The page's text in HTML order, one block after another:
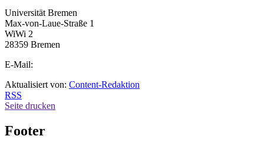
Universität Bremen
Max-von-Laue-Straße 1
WiWi 2
28359 Bremen
E-Mail:
Aktualisiert von: Content-Redaktion
RSS
Seite drucken
Footer